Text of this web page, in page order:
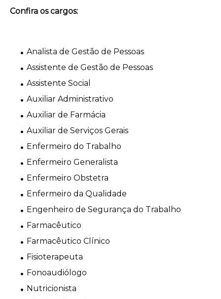
Confira os cargos:
Analista de Gestão de Pessoas
Assistente de Gestão de Pessoas
Assistente Social
Auxiliar Administrativo
Auxiliar de Farmácia
Auxiliar de Serviços Gerais
Enfermeiro do Trabalho
Enfermeiro Generalista
Enfermeiro Obstetra
Enfermeiro da Qualidade
Engenheiro de Segurança do Trabalho
Farmacêutico
Farmacêutico Clínico
Fisioterapeuta
Fonoaudiólogo
Nutricionista